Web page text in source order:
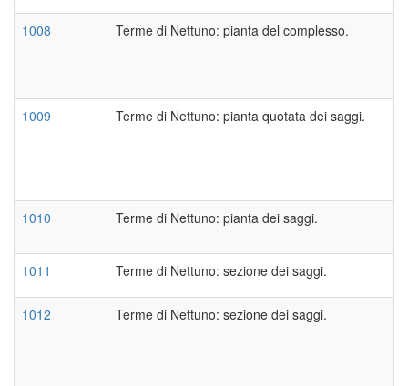
1008 Terme di Nettuno: pianta del complesso.
1009 Terme di Nettuno: pianta quotata dei saggi.
1010 Terme di Nettuno: pianta dei saggi.
1011 Terme di Nettuno: sezione dei saggi.
1012 Terme di Nettuno: sezione dei saggi.